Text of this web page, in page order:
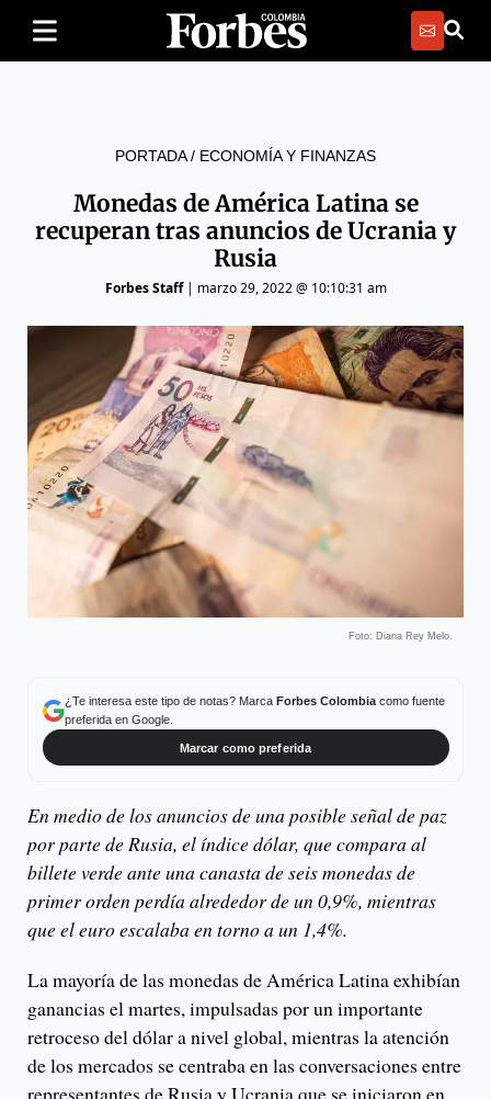
PORTADA/ ECONOMÍA Y FINANZAS
Monedas de América Latina se
recuperan tras anuncios de Ucrania y
Rusia
Forbes Staff| marzo 29, 2022 @ 10:10:31 am
Foto: Diana Rey Melo.
¿Te interesa este tipo de notas? Marca Forbes Colombiacomo fuente
preferida en Google.
Marcar como preferida
En medio de los anuncios de una posible señal de paz
por parte de Rusia, el índice dólar, que compara al
billete verde ante una canasta de seis monedas de
primer orden perdía alrededor de un 0,9%, mientras
que el euro escalaba en torno a un 1,4%.
La mayoría de las monedas de América Latina exhibían
ganancias el martes, impulsadas por un importante
retroceso del dólar a nivel global, mientras la atención
de los mercados se centraba en las conversaciones entre
representantes de Rusia y Ucrania que se iniciaron en